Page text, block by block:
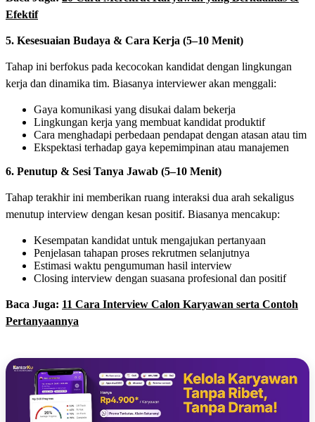
Efektif
5. Kesesuaian Budaya & Cara Kerja (5–10 Menit)
Tahap ini berfokus pada kecocokan kandidat dengan lingkungan
kerja dan dinamika tim. Biasanya interviewer akan menggali:
Gaya komunikasi yang disukai dalam bekerja
Lingkungan kerja yang membuat kandidat produktif
Cara menghadapi perbedaan pendapat dengan atasan atau tim
Ekspektasi terhadap gaya kepemimpinan atau manajemen
6. Penutup & Sesi Tanya Jawab (5–10 Menit)
Tahap terakhir ini memberikan ruang interaksi dua arah sekaligus
menutup interview dengan kesan positif. Biasanya mencakup:
Kesempatan kandidat untuk mengajukan pertanyaan
Penjelasan tahapan proses rekrutmen selanjutnya
Estimasi waktu pengumuman hasil interview
Closing interview dengan suasana profesional dan positif
Baca Juga: 11 Cara Interview Calon Karyawan serta Contoh
Pertanyaannya